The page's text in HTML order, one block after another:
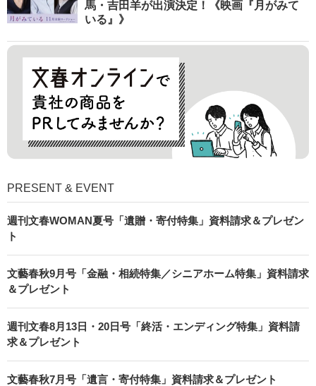
馬・吉田羊が出演決定！《映画『月がみて
いる』》
PRESENT & EVENT
週刊文春WOMAN夏号「遺贈・寄付特集」資料請求＆プレゼン
ト
文藝春秋9月号「金融・相続特集／シニアホーム特集」資料請求
＆プレゼント
週刊文春8月13日・20日号「終活・エンディング特集」資料請
求＆プレゼント
文藝春秋7月号「遺言・寄付特集」資料請求＆プレゼント